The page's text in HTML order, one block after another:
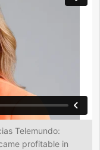
Telemundo:
profitable in